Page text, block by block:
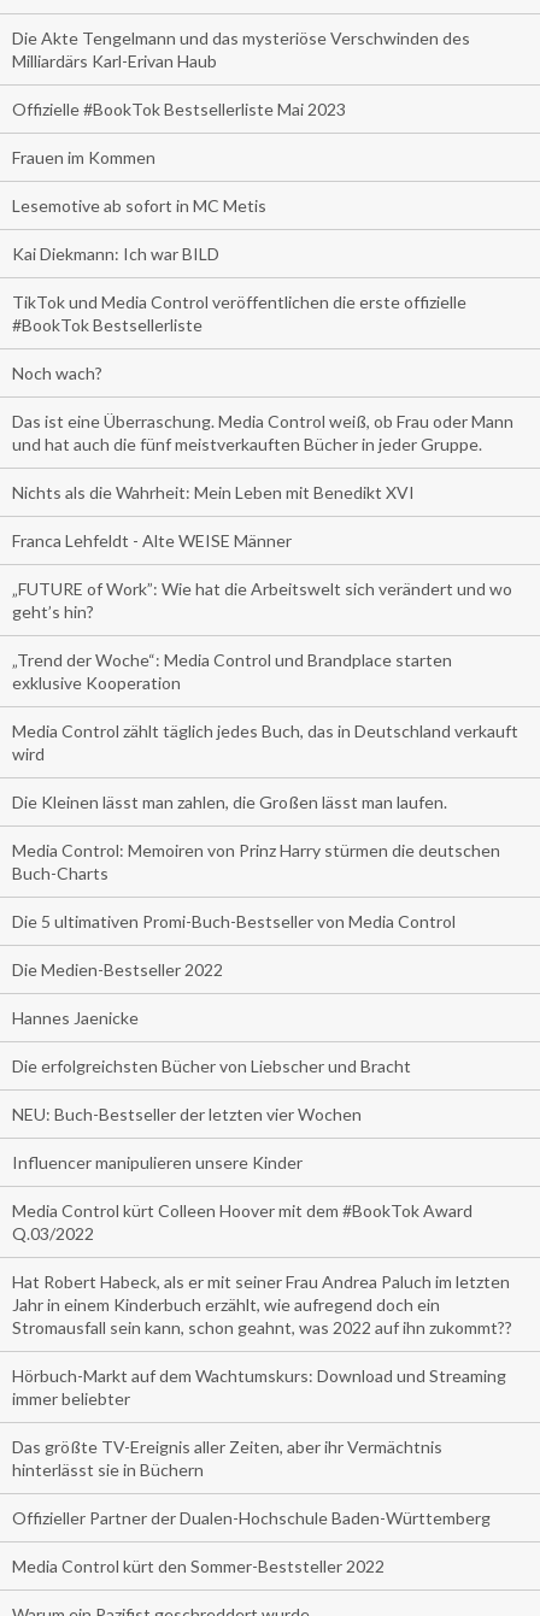
Die Akte Tengelmann und das mysteriöse Verschwinden des
Milliardärs Karl-Erivan Haub
Offizielle #BookTok Bestsellerliste Mai 2023
Frauen im Kommen
Lesemotive ab sofort in MC Metis
Kai Diekmann: Ich war BILD
TikTok und Media Control veröffentlichen die erste offizielle
#BookTok Bestsellerliste
Noch wach?
Das ist eine Überraschung. Media Control weiß, ob Frau oder Mann
und hat auch die fünf meistverkauften Bücher in jeder Gruppe.
Nichts als die Wahrheit: Mein Leben mit Benedikt XVI
Franca Lehfeldt - Alte WEISE Männer
„FUTURE of Work”: Wie hat die Arbeitswelt sich verändert und wo
geht’s hin?
„Trend der Woche“: Media Control und Brandplace starten
exklusive Kooperation
Media Control zählt täglich jedes Buch, das in Deutschland verkauft
wird
Die Kleinen lässt man zahlen, die Großen lässt man laufen.
Media Control: Memoiren von Prinz Harry stürmen die deutschen
Buch-Charts
Die 5 ultimativen Promi-Buch-Bestseller von Media Control
Die Medien-Bestseller 2022
Hannes Jaenicke
Die erfolgreichsten Bücher von Liebscher und Bracht
NEU: Buch-Bestseller der letzten vier Wochen
Influencer manipulieren unsere Kinder
Media Control kürt Colleen Hoover mit dem #BookTok Award
Q.03/2022
Hat Robert Habeck, als er mit seiner Frau Andrea Paluch im letzten
Jahr in einem Kinderbuch erzählt, wie aufregend doch ein
Stromausfall sein kann, schon geahnt, was 2022 auf ihn zukommt??
Hörbuch-Markt auf dem Wachtumskurs: Download und Streaming
immer beliebter
Das größte TV-Ereignis aller Zeiten, aber ihr Vermächtnis
hinterlässt sie in Büchern
Offizieller Partner der Dualen-Hochschule Baden-Württemberg
Media Control kürt den Sommer-Beststeller 2022